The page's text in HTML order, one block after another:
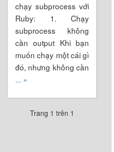
chạy subprocess với
Ruby: 1. Chạy
subprocess không
cần output Khi bạn
muốn chạy một cái gì
đó, nhưng không cần
... »
Trang 1 trên 1